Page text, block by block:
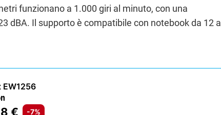
funzionano a 1.000 giri al minuto, con una
dBA. Il supporto è compatibile con notebook da 12 a
EW1256
€
-7%